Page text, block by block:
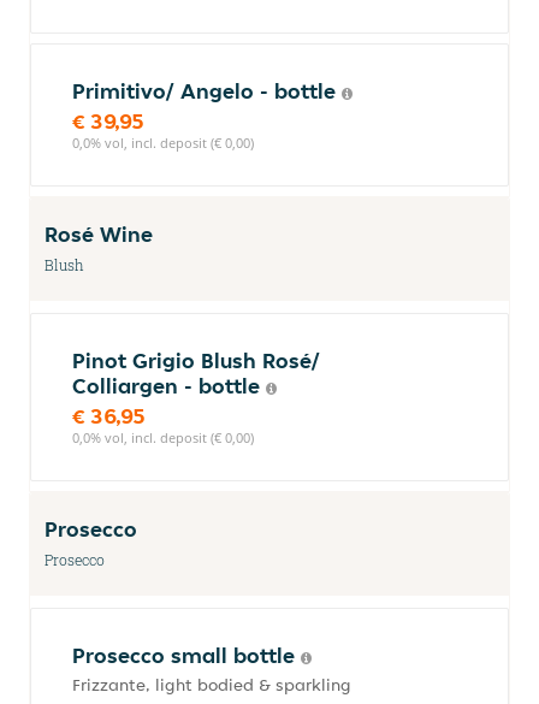
Primitivo/ Angelo - bottle
€ 39,95
0,0% vol, incl. deposit (€ 0,00)
Rosé Wine
Blush
Pinot Grigio Blush Rosé/
Colliargen - bottle
€ 36,95
0,0% vol, incl. deposit (€ 0,00)
Prosecco
Prosecco
Prosecco small bottle
Frizzante, light bodied & sparkling